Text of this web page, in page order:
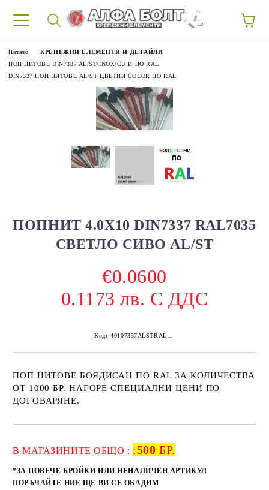
Начало
КРЕПЕЖНИ ЕЛЕМЕНТИ И ДЕТАЙЛИ
ПОП НИТОВЕ DIN7337 AL/ST/INOX/CU И ПО RAL
DIN7337 ПОП НИТОВЕ AL/ST ЦВЕТНИ COLOR ПО RAL
ПОПНИТ 4.0Х10 DIN7337 RAL7035
СВЕТЛО СИВО AL/ST
€0.0600
0.1173 лв. С ДДС
Код:
ПОП НИТОВЕ БОЯДИСАН ПО RAL ЗА КОЛИЧЕСТВА
ОТ 1000 БР. НАГОРЕ СПЕЦИАЛНИ ЦЕНИ ПО
ДОГОВАРЯНЕ.
В МАГАЗИНИТЕ ОБЩО : :500 БР.
*ЗА ПОВЕЧЕ БРОЙКИ ИЛИ НЕНАЛИЧЕН АРТИКУЛ
ПОРЪЧАЙТЕ НИЕ ЩЕ ВИ СЕ ОБАДИМ